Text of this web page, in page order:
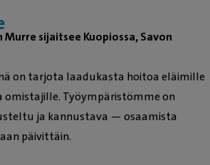
Murre sijaitsee Kuopiossa, Savon
on tarjota laadukasta hoitoa eläimille
omistajille. Työympäristömme on
ja kannustava — osaamista
päivittäin.